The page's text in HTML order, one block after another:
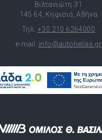
Βιλτανιώτη 31
145 64, Κηφισιά, Αθήνα
Τηλ: +30 210 6264000
e-mail: info@autohellas.gr